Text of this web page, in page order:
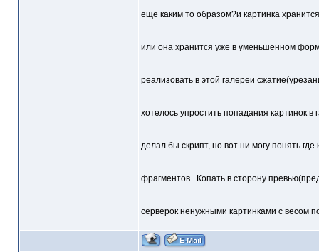
еще каким то образом?и картинка
или она хранится уже в уменьшенном
реализовать в этой галереи
хотелось упростить попадания картинок
делал бы скрипт, но вот ни могу понять
фрагментов.. Копать в сторону
серверок ненужными картинками с весом